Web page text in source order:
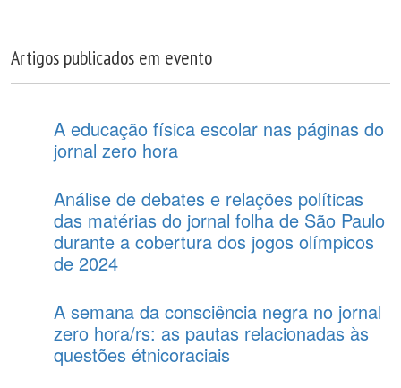
Artigos publicados em evento
A educação física escolar nas páginas do
jornal zero hora
Análise de debates e relações políticas
das matérias do jornal folha de São Paulo
durante a cobertura dos jogos olímpicos
de 2024
A semana da consciência negra no jornal
zero hora/rs: as pautas relacionadas às
questões étnicoraciais